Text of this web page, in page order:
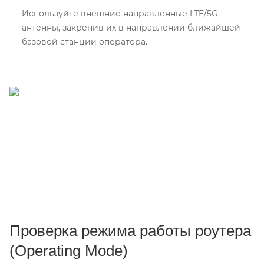
Используйте внешние направленные LTE/5G-
антенны, закрепив их в направлении ближайшей
базовой станции оператора.
Проверка режима работы роутера
(Operating Mode)